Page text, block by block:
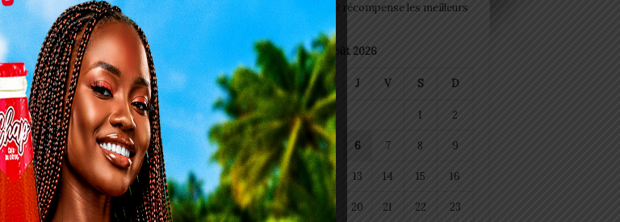
du premier degré
2ème
sexe masculin et 1,65 m
et physiques.
Vogan : AGRI-ESPOIR récompense les meilleurs
août 2026
L M M J V S D
1 2
3 4 5 6 7 8 9
10 11 12 13 14 15 16
17 18 20 21 22 23